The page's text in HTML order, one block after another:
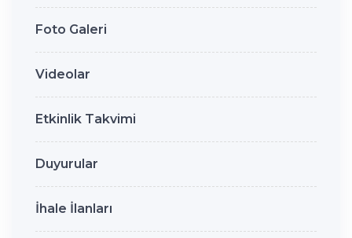
Foto Galeri
Videolar
Etkinlik Takvimi
Duyurular
İhale İlanları